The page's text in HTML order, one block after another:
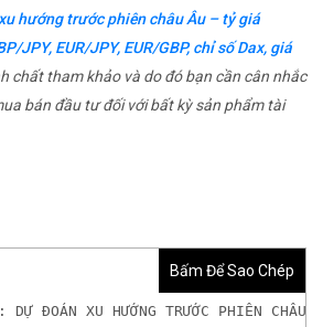
hướng trước phiên châu Âu – tỷ giá
JPY, EUR/JPY, EUR/GBP, chỉ số Dax, giá
chất tham khảo và do đó bạn cần cân nhắc
bán đầu tư đối với bất kỳ sản phẩm tài
Bấm Để Sao Chép
ĐOÁN XU HƯỚNG TRƯỚC PHIÊN